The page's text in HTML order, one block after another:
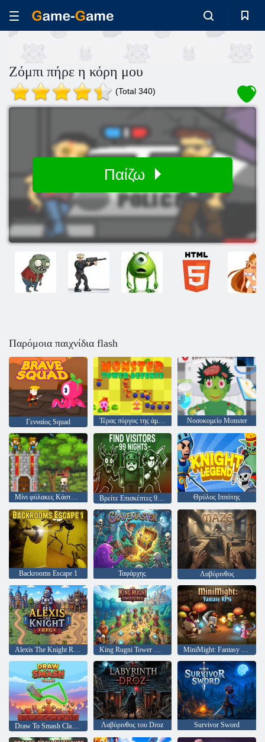
Ζόμπι πήρε η κόρη μου
(Total 340)
Παίζω
Παρόμοια παιχνίδια flash
Γενναίος Squad Τέρας πύργος της άμυνας Νοσοκομείο Monster
Μίνι φύλακες Κάστρο άμυνας Βρείτε Επισκέπτες 99 Νύχτες Θρύλος Ιππότης
Backrooms Escape 1 Ταφάρχης Λαβύρινθος
Alexis The Knight RPG King Rugni Tower Defense MiniMight: Fantasy RPG
Λαβύρινθος του Droz Survivor Sword